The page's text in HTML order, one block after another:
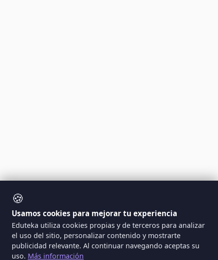
🍪
Usamos cookies para mejorar tu experiencia
Eduteka utiliza cookies propias y de terceros para analizar
el uso del sitio, personalizar contenido y mostrarte
publicidad relevante. Al continuar navegando aceptas su
uso. Más información